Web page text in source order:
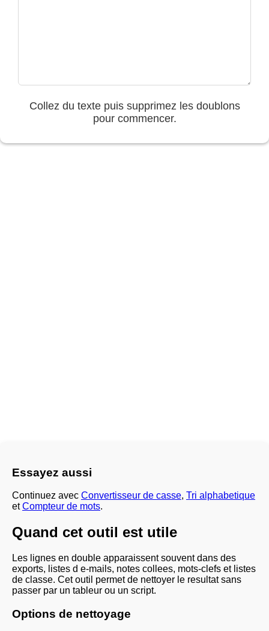
Collez du texte puis supprimez les doublons
pour commencer.
Essayez aussi
Continuez avec Convertisseur de casse, Tri alphabetique
etCompteur de mots.
Quand cet outil est utile
Les lignes en double apparaissent souvent dans des
exports, listes d e-mails, notes collees, mots-clefs et listes
de classe. Cet outil permet de nettoyer le resultat sans
passer par un tableur ou un script.
Options de nettoyage